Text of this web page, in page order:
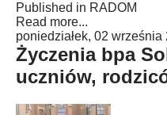
Published in RADOM
Read more...
poniedziałek, 02 września
Życzenia bpa
uczniów,